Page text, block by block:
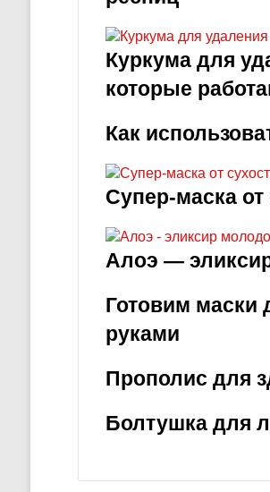
Куркума для
которые
Как
Супер-маска от
Алоэ —
Готовим маски
руками
Прополис для
Болтушка для